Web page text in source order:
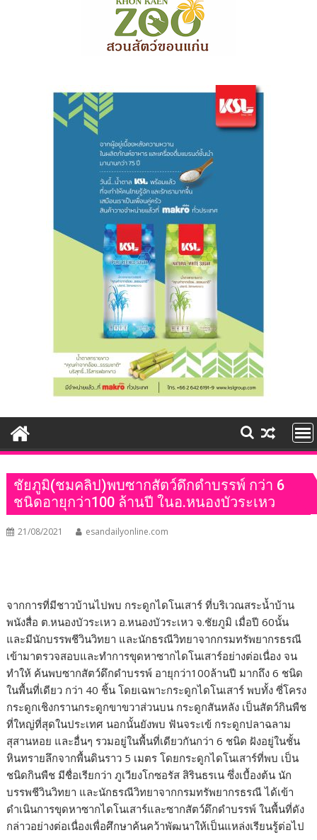
ชัยภูมิ(ชมคลิป)พบซากสัตว์ดึกดำบรรพ์ กว่า 6
ชนิดอายุกว่า100 ล้านปี ในอ.หนองบัวระเหว
21/08/2021 esandailyonline.com
จากการที่มีชาวบ้านไปพบ กระดูกไดโนเสาร์ ที่บริเวณสระน้ำบ้าน
พนังสื่อ ต.หนองบัวระเหว อ.หนองบัวระเหว จ.ชัยภูมิ เมื่อปี 60นั้น
และมีนักบรรพชีวินวิทยา และนักธรณีวิทยาจากกรมทรัพยากรธรณี
เข้ามาตรวจสอบและทำการขุดหาซากไดโนเสาร์อย่างต่อเนื่อง จน
ทำให้ ค้นพบซากสัตว์ดึกดำบรรพ์ อายุกว่า100ล้านปี มากถึง 6 ชนิด
ในพื้นที่เดียว กว่า 40 ชิ้น โดยเฉพาะกระดูกไดโนเสาร์ พบทั้ง ซี่โครง
กระดูกเชิงกรานกระดูกขาขวาส่วนบน กระดูกสันหลัง เป็นสัตว์กินพืช
ที่ใหญ่ที่สุดในประเทศ นอกนั้นยังพบ ฟันจระเข้ กระดูกปลาฉลาม
สุสานหอย และอื่นๆ รวมอยู่ในพื้นที่เดียวกันกว่า 6 ชนิด ฝังอยู่ในชั้น
หินทรายลึกจากพื้นดินราว 5 เมตร โดยกระดูกไดโนเสาร์ที่พบ เป็น
ชนิดกินพืช มีชื่อเรียกว่า ภูเวียงโกซอรัส สิรินธรเน ซึ่งเบื้องต้น นัก
บรรพชีวินวิทยา และนักธรณีวิทยาจากกรมทรัพยากรธรณี ได้เข้า
ดำเนินการขุดหาซากไดโนเสาร์และซากสัตว์ดึกดำบรรพ์ ในพื้นที่ดัง
กล่าวอย่างต่อเนื่องเพื่อศึกษาค้นคว้าพัฒนาให้เป็นแหล่งเรียนรู้ต่อไป